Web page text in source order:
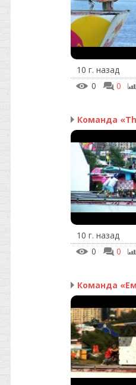
10 г. назад
0
0
Команда
10 г. назад
0
0
Команда